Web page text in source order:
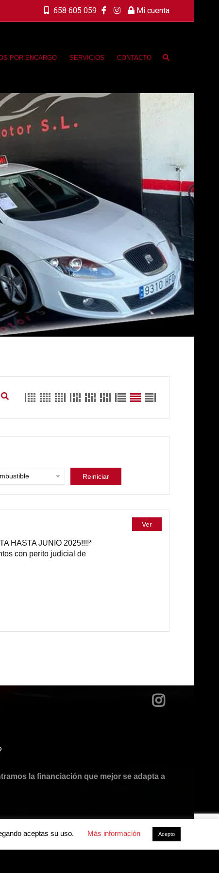
658 605 059 Mi cuenta
POR ENCARGO SERVICIOS CONTACTO
Reiniciar
HASTA JUNIO 2025!!!!*
con perito judicial de
Ver
la financiación que mejor se adapta a
aceptas su uso. Más información Acepto